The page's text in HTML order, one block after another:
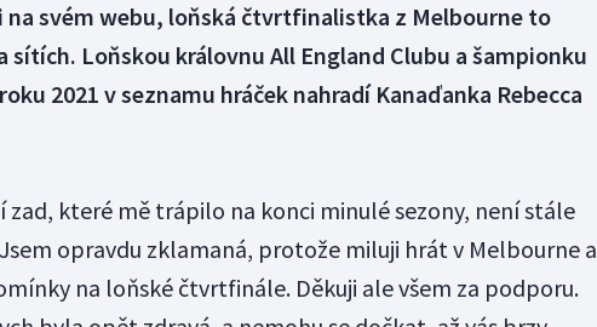
na svém webu, loňská čtvrtfinalistka z Melbourne to
sítích. Loňskou královnu All England Clubu a šampionku
2021 v seznamu hráček nahradí Kanaďanka Rebecca
zad, které mě trápilo na konci minulé sezony, není stále
opravdu zklamaná, protože miluji hrát v Melbourne a
na loňské čtvrtfinále. Děkuji ale všem za podporu.